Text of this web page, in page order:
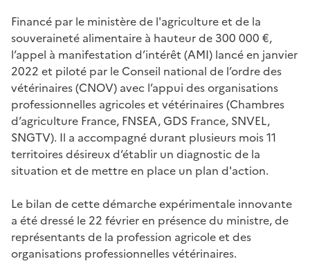
Financé par le ministère de l'agriculture et de la
souveraineté alimentaire à hauteur de 300 000 €,
l’appel à manifestation d’intérêt (AMI) lancé en janvier
2022 et piloté par le Conseil national de l’ordre des
vétérinaires (CNOV) avec l’appui des organisations
professionnelles agricoles et vétérinaires (Chambres
d’agriculture France, FNSEA, GDS France, SNVEL,
SNGTV). Il a accompagné durant plusieurs mois 11
territoires désireux d‘établir un diagnostic de la
situation et de mettre en place un plan d'action.
Le bilan de cette démarche expérimentale innovante
a été dressé le 22 février en présence du ministre, de
représentants de la profession agricole et des
organisations professionnelles vétérinaires.